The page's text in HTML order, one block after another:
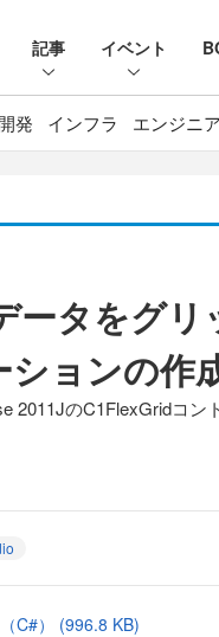
記事 イベント
発 インフラ エンジニ
ータをグリ
ョンの作
2011JのC1FlexGridコ
C#） (996.8 KB)